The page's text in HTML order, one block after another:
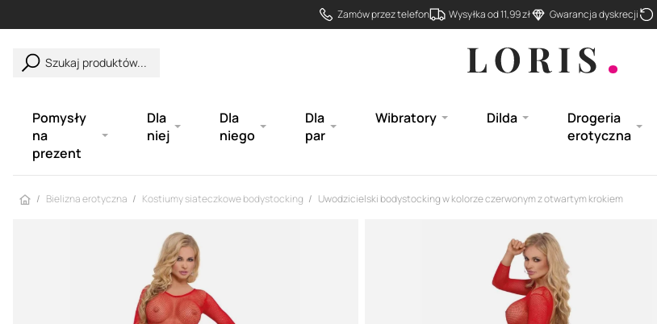
Zamów przez telefon Wysyłka od 11,99 zł Gwarancja dyskrecji
Szukaj produktów...
Pomysły
na
prezent
Dla
niej
Dla
niego
Dla
par
Wibratory Dilda
Drogeria
erotyczna
Strona główna
Bielizna erotyczna Kostiumy siateczkowe bodystocking Uwodzicielski bodystocking w kolorze czerwonym z otwartym krokiem